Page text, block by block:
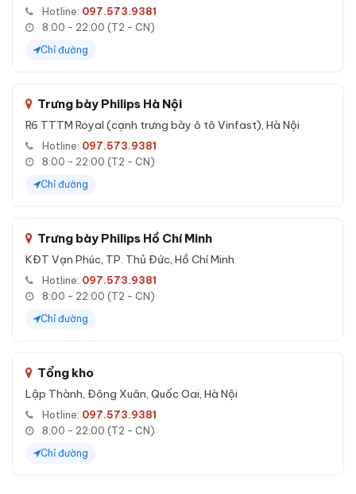
Hotline: 097.573.9381
8:00 - 22:00 (T2 - CN)
Chỉ đường
Trưng bày Philips Hà Nội
R6 TTTM Royal (cạnh trưng bày ô tô Vinfast), Hà Nội
Hotline: 097.573.9381
8:00 - 22:00 (T2 - CN)
Chỉ đường
Trưng bày Philips Hồ Chí Minh
KĐT Vạn Phúc, TP. Thủ Đức, Hồ Chí Minh
Hotline: 097.573.9381
8:00 - 22:00 (T2 - CN)
Chỉ đường
Tổng kho
Lập Thành, Đông Xuân, Quốc Oai, Hà Nội
Hotline: 097.573.9381
8:00 - 22:00 (T2 - CN)
Chỉ đường